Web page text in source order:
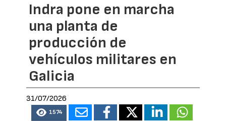
Indra pone en marcha
una planta de
producción de
vehículos militares en
Galicia
31/07/2026
1574